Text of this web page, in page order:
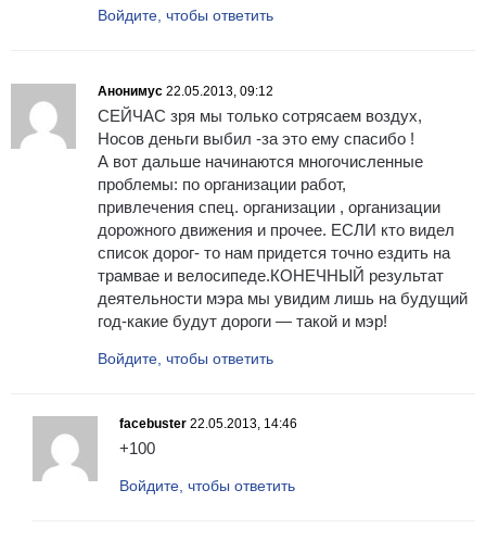
Войдите, чтобы ответить
Анонимус 22.05.2013, 09:12
СЕЙЧАС зря мы только сотрясаем воздух,
Носов деньги выбил -за это ему спасибо !
А вот дальше начинаются многочисленные
проблемы: по организации работ,
привлечения спец. организации , организации
дорожного движения и прочее. ЕСЛИ кто видел
список дорог- то нам придется точно ездить на
трамвае и велосипеде.КОНЕЧНЫЙ результат
деятельности мэра мы увидим лишь на будущий
год-какие будут дороги — такой и мэр!
Войдите, чтобы ответить
facebuster 22.05.2013, 14:46
+100
Войдите, чтобы ответить